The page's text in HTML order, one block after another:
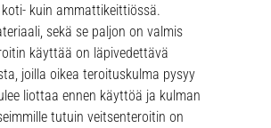
kuin ammattikeittiössä.
sekä se paljon on valmis
käyttää on läpivedettävä
joilla oikea teroituskulma pysyy
liottaa ennen käyttöä ja kulman
tutuin veitsenteroitin on